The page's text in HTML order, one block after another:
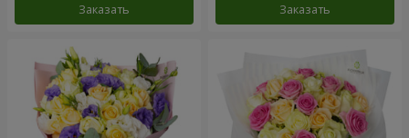
Заказать Заказать